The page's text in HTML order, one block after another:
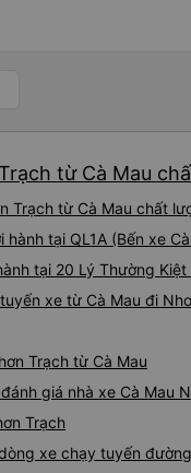
từ Cà Mau
Trạch từ Cà Mau chất
hành tại QL1A (Bến xe
tại 20 Lý Thường Kiệt
xe từ Cà Mau đi
Trạch từ Cà Mau
giá nhà xe Cà Mau
Trạch
xe chạy tuyến